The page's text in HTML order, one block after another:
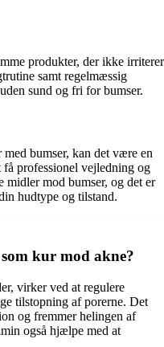
produkter, der ikke irriterer
samt regelmæssig
sund og fri for bumser.
bumser, kan det være en
professionel vejledning og
mod bumser, og det er
hudtype og tilstand.
kur mod akne?
virker ved at regulere
tilstopning af porerne. Det
og fremmer helingen af
også hjælpe med at